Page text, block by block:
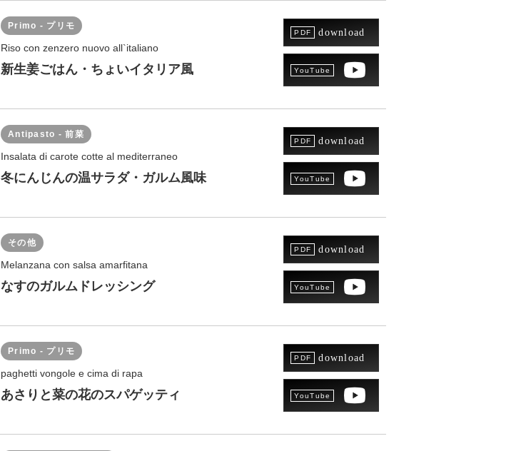
Primo - プリモ
Riso con zenzero nuovo all`italiano
新生姜ごはん・ちょいイタリア風
download
Antipasto - 前菜
Insalata di carote cotte al mediterraneo
冬にんじんの温サラダ・ガルム風味
download
その他
Melanzana con salsa amarfitana
なすのガルムドレッシング
download
Primo - プリモ
paghetti vongole e cima di rapa
あさりと菜の花のスパゲッティ
download